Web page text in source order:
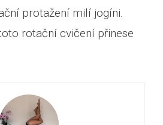
protažení milí jogíni.
rotační cvičení přinese